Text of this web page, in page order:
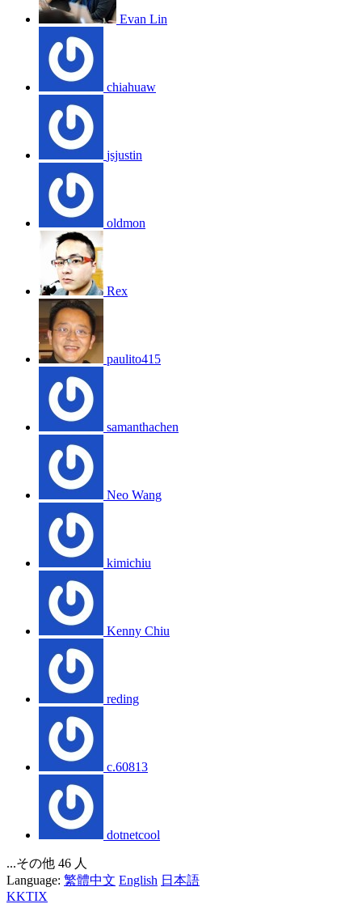
Evan Lin
chiahuaw
jsjustin
oldmon
Rex
paulito415
samanthachen
Neo Wang
kimichiu
Kenny Chiu
reding
c.60813
dotnetcool
...その他 46 人
Language: 繁體中文 English 日本語
KKTIX